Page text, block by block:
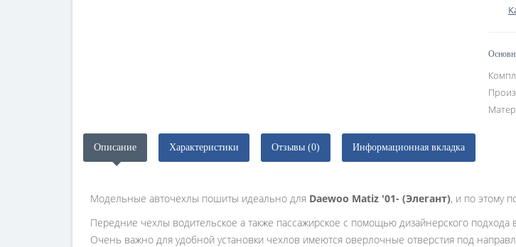
Описание Характеристики Отзывы (0) Информационная вкладка
Модельные авточехлы пошиты идеально для Daewoo Matiz '01- (Элегант), и по этому
Передние чехлы водительское а также пассажирское с помощью дизайнерского
Очень важно для удобной установки чехлов имеются оверлочные отверстия под